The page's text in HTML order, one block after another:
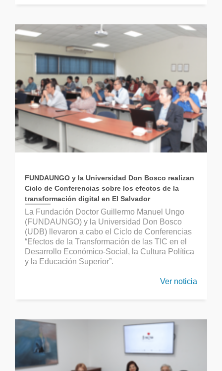
FUNDAUNGO y la Universidad Don Bosco realizan
Ciclo de Conferencias sobre los efectos de la
transformación digital en El Salvador
La Fundación Doctor Guillermo Manuel Ungo
(FUNDAUNGO) y la Universidad Don Bosco
(UDB) llevaron a cabo el Ciclo de Conferencias
“Efectos de la Transformación de las TIC en el
Desarrollo Económico-Social, la Cultura Política
y la Educación Superior”.
Ver noticia